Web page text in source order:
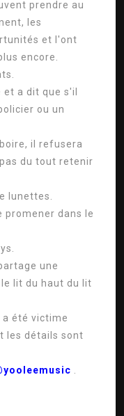
prendre au
les
et l'ont
encore.
a dit que s'il
ou un
il refusera
du tout retenir
lunettes.
promener dans le
une
lit du haut du lit
a été victime
les détails sont